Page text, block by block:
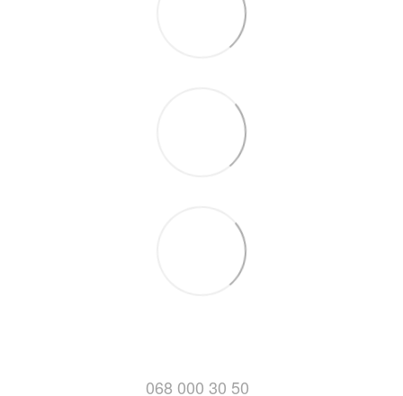
068 000 30 50